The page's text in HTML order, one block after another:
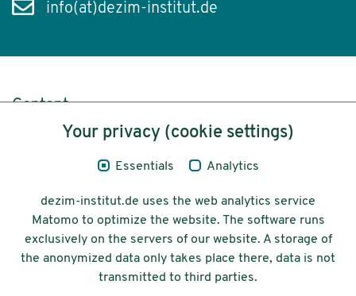
info(at)dezim-institut.de
Content
Legal Notice
© 2026 Deutsches Zentrum für
Integrations-
und Migrationsforschung DeZIM e.V.
Your privacy (cookie settings)
Essentials Analytics
dezim-institut.de uses the web analytics service
Matomo to optimize the website. The software runs
exclusively on the servers of our website. A storage of
the anonymized data only takes place there, data is not
transmitted to third parties.